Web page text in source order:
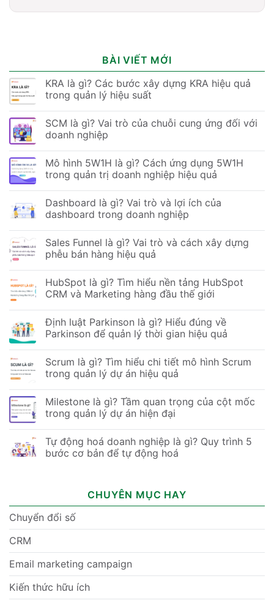
BÀI VIẾT MỚI
KRA là gì? Các bước xây dựng KRA hiệu quả
trong quản lý hiệu suất
SCM là gì? Vai trò của chuỗi cung ứng đối với
doanh nghiệp
Mô hình 5W1H là gì? Cách ứng dụng 5W1H
trong quản trị doanh nghiệp hiệu quả
Dashboard là gì? Vai trò và lợi ích của
dashboard trong doanh nghiệp
Sales Funnel là gì? Vai trò và cách xây dựng
phễu bán hàng hiệu quả
HubSpot là gì? Tìm hiểu nền tảng HubSpot
CRM và Marketing hàng đầu thế giới
Định luật Parkinson là gì? Hiểu đúng về
Parkinson để quản lý thời gian hiệu quả
Scrum là gì? Tìm hiểu chi tiết mô hình Scrum
trong quản lý dự án hiệu quả
Milestone là gì? Tầm quan trọng của cột mốc
trong quản lý dự án hiện đại
Tự động hoá doanh nghiệp là gì? Quy trình 5
bước cơ bản để tự động hoá
CHUYÊN MỤC HAY
Chuyển đổi số
CRM
Email marketing campaign
Kiến thức hữu ích